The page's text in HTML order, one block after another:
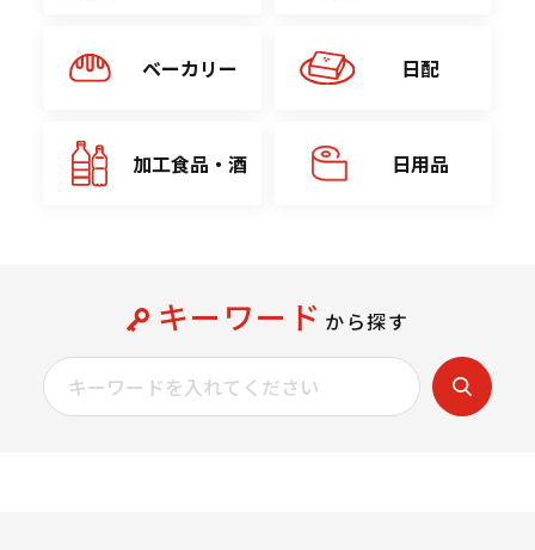
ベーカリー 日配
加工食品・酒 日用品
キーワード から探す